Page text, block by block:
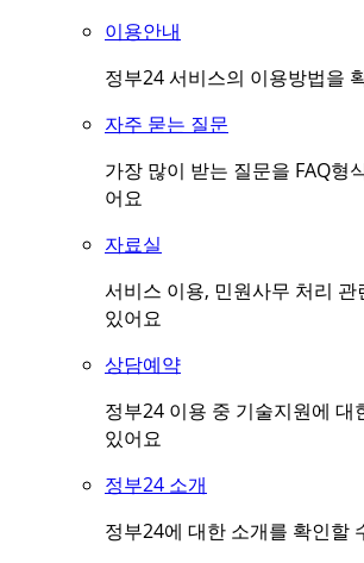
이용안내
정부24 서비스의 이용방법을
자주 묻는 질문
가장 많이 받는 질문을 FAQ형
어요
자료실
서비스 이용, 민원사무 처리
있어요
상담예약
정부24 이용 중 기술지원에 대
있어요
정부24 소개
정부24에 대한 소개를 확인할